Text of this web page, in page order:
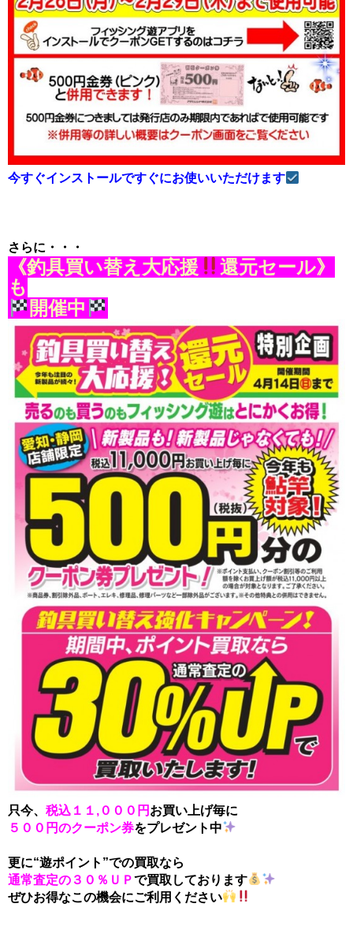
今すぐインストールですぐにお使いいただけます
さらに・・・
《釣具買い替え大応援
還元セール》
も
開催中
只今、 税込１１,０００円 お買い上げ毎に
５００円のクーポン券をプレゼント中
更に“遊ポイント”での買取なら
通常査定の３０％ＵＰで買取しております
ぜひお得なこの機会にご利用ください